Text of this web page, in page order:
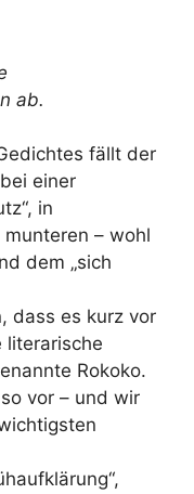
ab.
fällt der
einer
in
– wohl
dem „sich
dass es kurz vor
literarische
Rokoko.
vor – und wir